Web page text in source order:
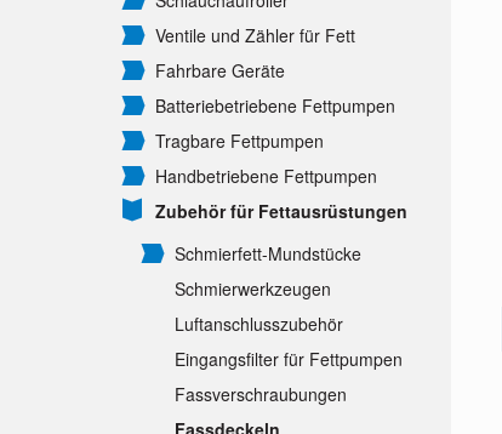
Ventile und Zähler für Fett
Fahrbare Geräte
Batteriebetriebene Fettpumpen
Tragbare Fettpumpen
Handbetriebene Fettpumpen
Zubehör für Fettausrüstungen
Schmierfett-Mundstücke
Schmierwerkzeugen
Luftanschlusszubehör
Eingangsfilter für Fettpumpen
Fassverschraubungen